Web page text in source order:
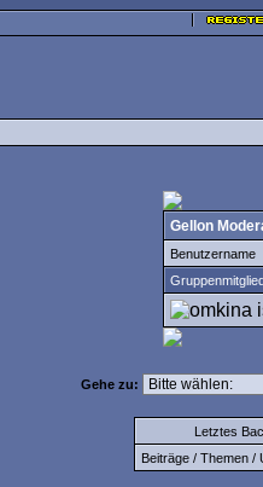
Gellon
Benutzername
Gehe zu:
Letztes
Beiträge / Themen /